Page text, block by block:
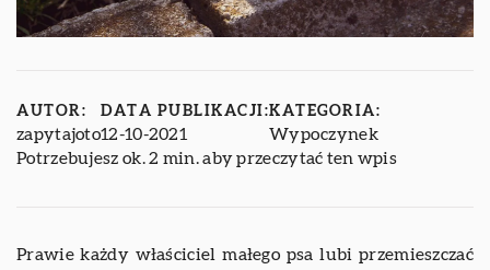
AUTOR:
zapytajoto
DATA PUBLIKACJI:
12-10-2021
KATEGORIA:
Wypoczynek
Potrzebujesz ok. 2 min. aby przeczytać ten wpis
Prawie każdy właściciel małego psa lubi przemieszczać